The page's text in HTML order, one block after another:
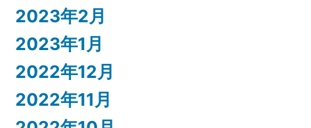
2023年2月
2023年1月
2022年12月
2022年11月